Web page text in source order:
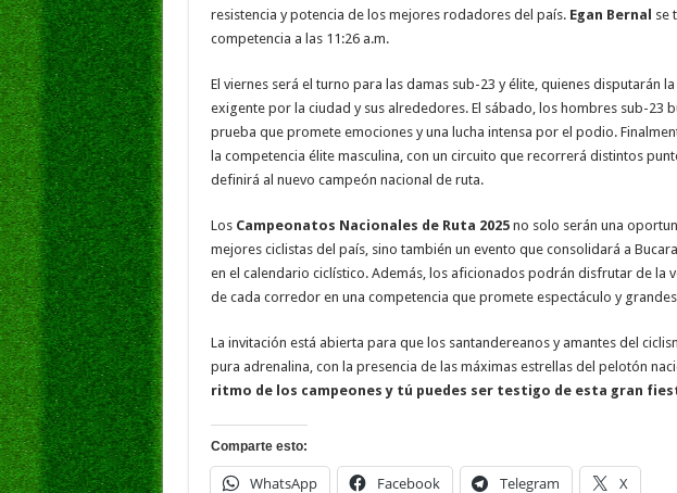
resistencia y potencia de los mejores rodadores del país.Egan Bernal se
competencia a las 11:26 a.m.
El viernes será el turno para las damas sub-23 y élite, quienes disputarán
exigente por la ciudad y sus alrededores. El sábado, los hombres sub-23
prueba que promete emociones y una lucha intensa por el podio.
la competencia élite masculina, con un circuito que recorrerá distintos
definirá al nuevo campeón nacional de ruta.
Los Campeonatos Nacionales de Ruta 2025no solo serán una
mejores ciclistas del país, sino también un evento que consolidará a
en el calendario ciclístico. Además, los aficionados podrán disfrutar de la
de cada corredor en una competencia que promete espectáculo y
La invitación está abierta para que los santandereanos y amantes del
pura adrenalina, con la presencia de las máximas estrellas del pelotón
ritmo de los campeones y tú puedes ser testigo de esta gran
Comparte esto:
WhatsApp Facebook Telegram X